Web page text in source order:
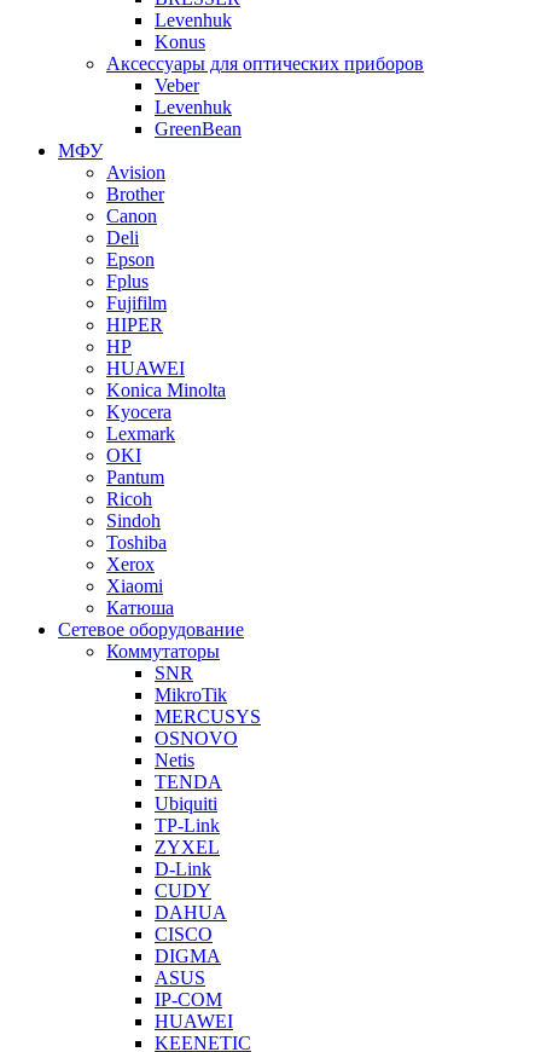
Levenhuk
Konus
Аксессуары для оптических приборов
Veber
Levenhuk
GreenBean
МФУ
Avision
Brother
Canon
Deli
Epson
Fplus
Fujifilm
HIPER
HP
HUAWEI
Konica Minolta
Kyocera
Lexmark
OKI
Pantum
Ricoh
Sindoh
Toshiba
Xerox
Xiaomi
Катюша
Сетевое оборудование
Коммутаторы
SNR
MikroTik
MERCUSYS
OSNOVO
Netis
TENDA
Ubiquiti
TP-Link
ZYXEL
D-Link
CUDY
DAHUA
CISCO
DIGMA
ASUS
IP-COM
HUAWEI
KEENETIC